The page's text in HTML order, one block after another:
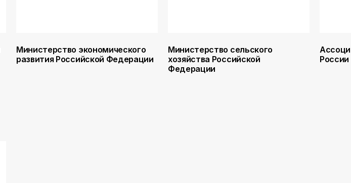
Министерство экономического
развития Российской Федерации
Министерство сельского
хозяйства Российской
Федерации
России